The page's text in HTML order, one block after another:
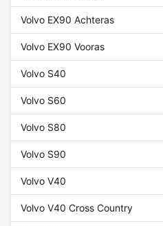
Volvo EX90 Achteras
Volvo EX90 Vooras
Volvo S40
Volvo S60
Volvo S80
Volvo S90
Volvo V40
Volvo V40 Cross Country